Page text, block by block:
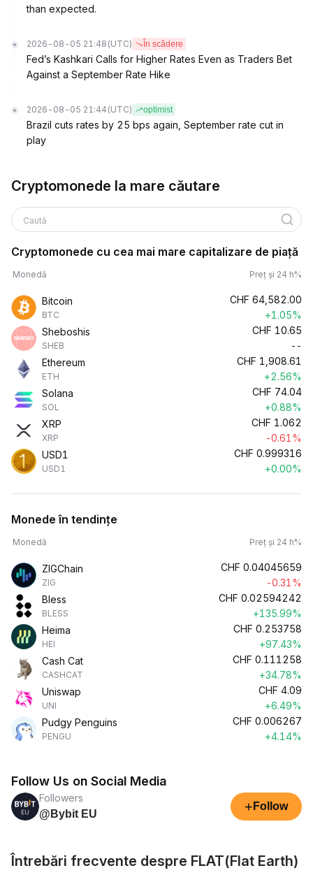
than expected.
2026-08-05 21:48 (UTC) În scădere
Fed’s Kashkari Calls for Higher Rates Even as Traders Bet
Against a September Rate Hike
2026-08-05 21:44 (UTC) optimist
Brazil cuts rates by 25 bps again, September rate cut in
play
Cryptomonede la mare căutare
Caută
Cryptomonede cu cea mai mare capitalizare de piață
Monedă Preț și 24 h%
Bitcoin
BTC
CHF 64,582.00
+1.05%
Sheboshis
SHEB
CHF 10.65
--
Ethereum
ETH
CHF 1,908.61
+2.56%
Solana
SOL
CHF 74.04
+0.88%
XRP
XRP
CHF 1.062
-0.61%
USD1
USD1
CHF 0.999316
+0.00%
Monede în tendințe
Monedă Preț și 24 h%
ZIGChain
ZIG
CHF 0.04045659
-0.31%
Bless
BLESS
CHF 0.02594242
+135.99%
Heima
HEI
CHF 0.253758
+97.43%
Cash Cat
CASHCAT
CHF 0.111258
+34.78%
Uniswap
UNI
CHF 4.09
+6.49%
Pudgy Penguins
PENGU
CHF 0.006267
+4.14%
Follow Us on Social Media
Followers
@Bybit EU
+ Follow
Întrebări frecvente despre FLAT(Flat Earth)